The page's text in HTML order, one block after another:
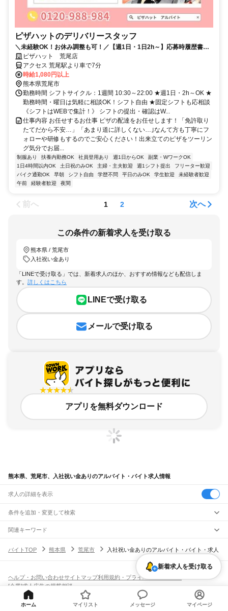
ピザハットのデリバリースタッフ
＼未経験OK！お休み調整も可！／【週1日・1日2h～】応募時履歴書不
要！ピザハット 荒尾店
アクセス 荒尾駅より車で7分
時給1,080円以上
熊本県荒尾市
勤務時間 シフトサイクル：1週間 10:30～22:00 ★週1日・2h～OK ★
勤務時間・曜日は気軽に相談OK！シフト自由 ★固定シフトも応相談
《シフトはWEBで集計！》 シフトの提出・確認はW...
仕事内容 お任せするお仕事 ピザの配達をお任せします！「免許取り
たてだから不安…」「あまり道に詳しくない…｣なんて方も丁寧にフ
ォローや研修もするのでご安心ください！出来立てのピザをツーリン
グ気分でお届...
制服あり 扶養内勤務OK 社員登用あり 週1日からOK
副業・WワークOK
1日4時間以内OK
土日祝のみOK 主婦・主夫歓迎 週1シフト提出
フリーター歓迎
バイク通勤OK
早朝 シフト自由 学歴不問 平日のみOK 学生歓迎
未経験者歓迎
午前
経験者歓迎 夜間
前へ 1 2 次へ
この条件の新着求人を受け取る
熊本県 / 荒尾市
入社祝い金あり
「LINEで受け取る」では、新着求人のほか、おすすめ情報なども配信しま
す。 詳しくはこちら
LINEで受け取る
メールで受け取る
アプリを無料ダウンロード
熊本県、荒尾市、入社祝い金ありのアルバイト・バイト求人情報
求人の詳細を表示
条件を追加・変更して検索
市区町村を追加・変更
熊本県すべて
八代市人吉市荒尾市水俣市玉名市山鹿市菊池市宇土市上天草市宇城市
天草市
下益城郡 阿蘇郡
葦北郡
球磨郡
駅を追加・変更
荒尾駅 南荒尾駅 長洲駅 大野下駅玉名駅肥後伊倉駅木葉駅
崇城大学前駅
上熊本駅
千丁駅
阿蘇高原線
飲食・フードサービス
飲食・フードサービス
ホールスタッフ
キッチンスタッフ 皿洗い・洗い場精肉・鮮魚加工
給食調理
パン屋（ベーカリー）
フードカウンター販売員バー（BAR）・バーテンダー
特徴を追加・変更
人気
日払いOK
学生歓迎深夜の仕事 髪型・髪色自由
ネイルOK
雇用形態を追加・変更
関連キーワード
熊本県 荒尾市 主婦・主夫歓迎 扶養内熊本県 荒尾市 仕事
バイトTOP 熊本県 荒尾市 入社祝い金ありのアルバイト・バイト・求人
新着求人を受け取る
ヘルプ・お問い合わせサイトマップ利用規約・プライバシーポリシー
[企業]求人広告の掲載相談
ホーム マイリスト メッセージ マイページ